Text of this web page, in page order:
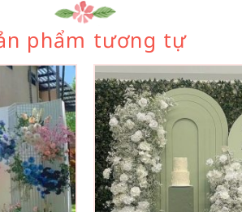
phẩm tương tự